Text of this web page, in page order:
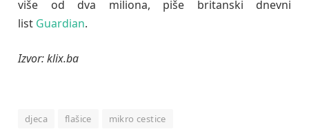
više od dva miliona, piše britanski dnevni
list Guardian.
Izvor: klix.ba
djeca flašice mikro cestice